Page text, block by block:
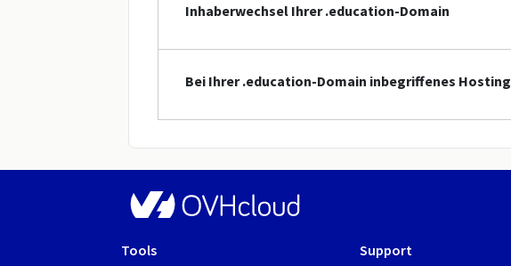
Inhaberwechsel Ihrer .education-Domain
Bei Ihrer .education-Domain inbegriffenes Hosting
Tools
Support